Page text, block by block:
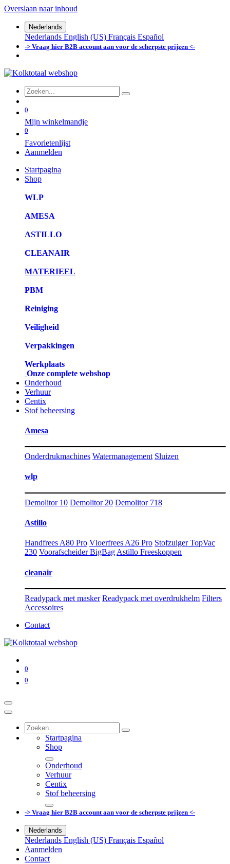
Overslaan naar inhoud
Nederlands
Nederlands English (US) Français Español
-> Vraag hier B2B account aan voor de scherpste prijzen <-
0
Mijn winkelmandje
0
Favorietenlijst
Aanmelden
Startpagina
Shop
WLP
AMESA
ASTILLO
CLEANAIR
MATERIEEL
PBM
Reiniging
Veiligheid
Verpakkingen
Werkplaats
Onze complete webshop
Onderhoud
Verhuur
Centix
Stof beheersing
Amesa
Onderdrukmachines Watermanagement Sluizen
wlp
Demolitor 10 Demolitor 20 Demolitor 718
Astillo
Handfrees A80 Pro Vloerfrees A26 Pro Stofzuiger TopVac
230 Voorafscheider BigBag Astillo Freeskoppen
cleanair
Readypack met masker Readypack met overdrukhelm Filters
Accessoires
Contact
0
0
Startpagina
Shop
Onderhoud
Verhuur
Centix
Stof beheersing
-> Vraag hier B2B account aan voor de scherpste prijzen <-
Nederlands
Nederlands English (US) Français Español
Aanmelden
Contact